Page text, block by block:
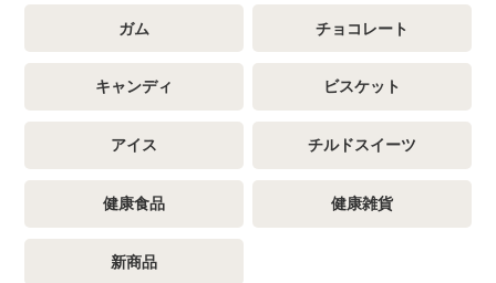
ガム チョコレート
キャンディ ビスケット
アイス チルドスイーツ
健康食品 健康雑貨
新商品